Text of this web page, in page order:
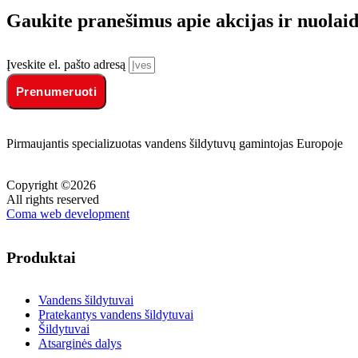
Gaukite pranešimus apie akcijas ir
Įveskite el. pašto adresą
Prenumeruoti
Pirmaujantis specializuotas vandens šildytuvų gamintojas Europoje
Copyright ©2026
All rights reserved
Coma web development
Produktai
Vandens šildytuvai
Pratekantys vandens šildytuvai
Šildytuvai
Atsarginės dalys